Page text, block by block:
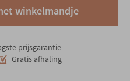
winkelmandje
prijsgarantie
Gratis afhaling